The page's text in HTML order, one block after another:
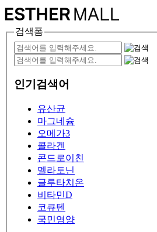
검색폼
인기검색어
유산균
마그네슘
오메가3
콜라겐
콘드로이친
멜라토닌
글루타치온
비타민D
코큐텐
국민영양